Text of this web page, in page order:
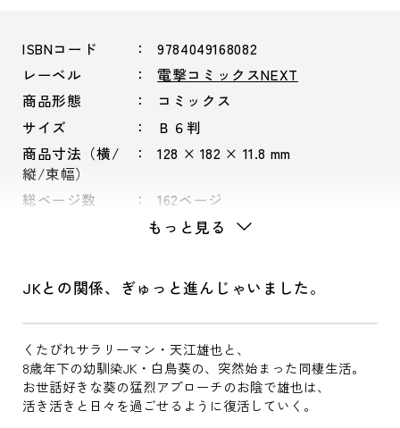
ISBNコード
9784049168082
レーベル
電撃コミックスNEXT
商品形態
コミックス
サイズ
Ｂ６判
商品寸法（横/
縦/束幅）
128 × 182 × 11.8 mm
総ページ数 162ページ
もっと見る
JKとの関係、ぎゅっと進んじゃいました。
くたびれサラリーマン・天江雄也と、
8歳年下の幼馴染JK・白鳥葵の、突然始まった同棲生活。
お世話好きな葵の猛烈アプローチのお陰で雄也は、
活き活きと日々を過ごせるように復活していく。